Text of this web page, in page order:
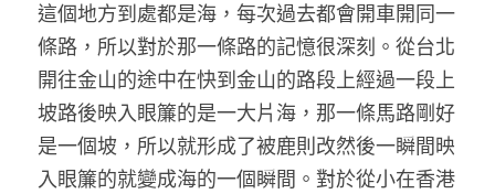
這個地方到處都是海，每次過去都會開車開同一
條路，所以對於那一條路的記憶很深刻。從台北
開往金山的途中在快到金山的路段上經過一段上
坡路後映入眼簾的是一大片海，那一條馬路剛好
是一個坡，所以就形成了被鹿則改然後一瞬間映
入眼簾的就變成海的一個瞬間。對於從小在香港